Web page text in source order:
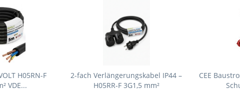
H05RN-F
VDE...
2-fach Verlängerungskabel IP44 –
H05RR-F 3G1,5 mm²
CEE